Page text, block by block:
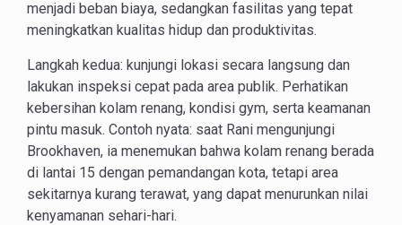
menjadi beban biaya, sedangkan fasilitas yang tepat
meningkatkan kualitas hidup dan produktivitas.
Langkah kedua: kunjungi lokasi secara langsung dan
lakukan inspeksi cepat pada area publik. Perhatikan
kebersihan kolam renang, kondisi gym, serta keamanan
pintu masuk. Contoh nyata: saat Rani mengunjungi
Brookhaven, ia menemukan bahwa kolam renang berada
di lantai 15 dengan pemandangan kota, tetapi area
sekitarnya kurang terawat, yang dapat menurunkan nilai
kenyamanan sehari-hari.